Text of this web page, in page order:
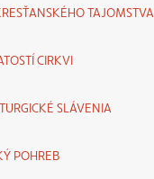
TAJOMSTVA
CIRKVI
SLÁVENIA
POHREB